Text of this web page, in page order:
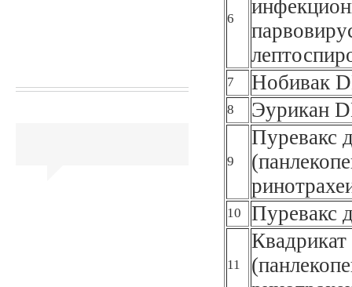
6
7 Нобивак
8 Эурикан
9
Пуревакс
10 Пуревакс
11